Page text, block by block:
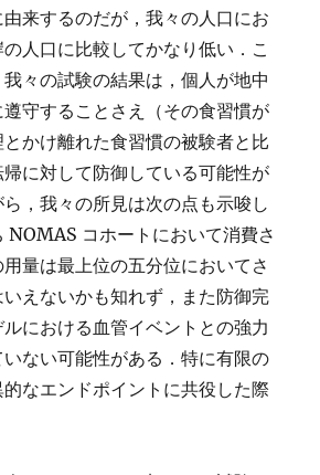
来するのだが，我々の人口にお
人口に比較してかなり低い．こ
々の試験の結果は，個人が地中
守することさえ（その食習慣が
かけ離れた食習慣の被験者と比
に対して防御している可能性が
，我々の所見は次の点も示唆し
NOMAS コホートにおいて消費さ
量は最上位の五分位においてさ
えないかも知れず，また防御完
における血管イベントとの強力
ない可能性がある．特に有限の
なエンドポイントに共役した際